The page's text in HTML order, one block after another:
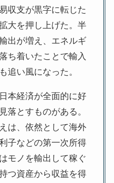
収支が黒字に転じた
大を押し上げた。半
出が増え、エネルギ
ち着いたことで輸入
追い風になった。
本経済が全面的に好
落とすものがある。
は、依然として海外
子などの第一次所得
モノを輸出して稼ぐ
つ資産から収益を得